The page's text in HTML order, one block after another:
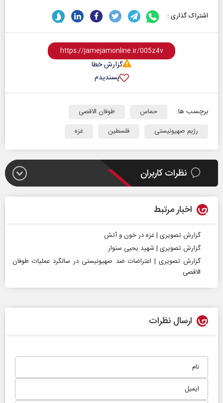
اشتراک گذاری :
گزارش خطا
پسندیدم
برچسب ها: حماس
طوفان الاقصی
رژیم صهیونیستی
فلسطین غزه
نظرات کاربران
اخبار مرتبط
گزارش تصویری | غزه در خون و آتش
گزارش تصویری | شهید یحیی سنوار
گزارش تصویری | اعتراضات ضد صهیونیستی در سالگرد عملیات طوفان
الاقصی
ارسال نظرات